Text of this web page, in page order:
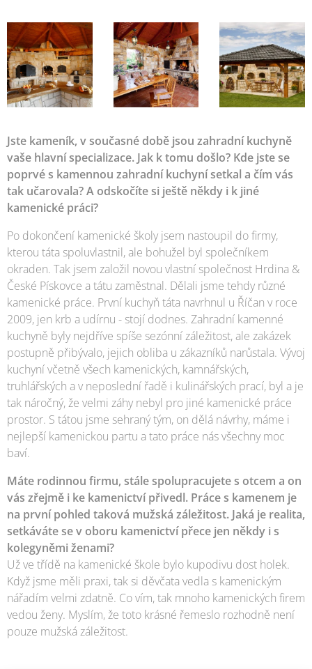
Jste kameník, v současné době jsou zahradní kuchyně
vaše hlavní specializace. Jak k tomu došlo? Kde jste se
poprvé s kamennou zahradní kuchyní setkal a čím vás
tak učarovala? A odskočíte si ještě někdy i k jiné
kamenické práci?
Po dokončení kamenické školy jsem nastoupil do firmy,
kterou táta spoluvlastnil, ale bohužel byl společníkem
okraden. Tak jsem založil novou vlastní společnost Hrdina &
České Pískovce a tátu zaměstnal. Dělali jsme tehdy různé
kamenické práce. První kuchyň táta navrhnul u Říčan v roce
2009, jen krb a udírnu - stojí dodnes. Zahradní kamenné
kuchyně byly nejdříve spíše sezónní záležitost, ale zakázek
postupně přibývalo, jejich obliba u zákazníků narůstala. Vývoj
kuchyní včetně všech kamenických, kamnářských,
truhlářských a v neposlední řadě i kulinářských prací, byl a je
tak náročný, že velmi záhy nebyl pro jiné kamenické práce
prostor. S tátou jsme sehraný tým, on dělá návrhy, máme i
nejlepší kamenickou partu a tato práce nás všechny moc
baví.
Máte rodinnou firmu, stále spolupracujete s otcem a on
vás zřejmě i ke kamenictví přivedl. Práce s kamenem je
na první pohled taková mužská záležitost. Jaká je realita,
setkáváte se v oboru kamenictví přece jen někdy i s
kolegyněmi ženami?
Už ve třídě na kamenické škole bylo kupodivu dost holek.
Když jsme měli praxi, tak si děvčata vedla s kamenickým
nářadím velmi zdatně. Co vím, tak mnoho kamenických firem
vedou ženy. Myslím, že toto krásné řemeslo rozhodně není
pouze mužská záležitost.